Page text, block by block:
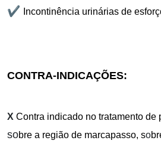
✔ Incontinência urinárias de
CONTRA-INDICAÇÕES:
X Contra indicado no tratamento de
sobre a região de marcapasso, so